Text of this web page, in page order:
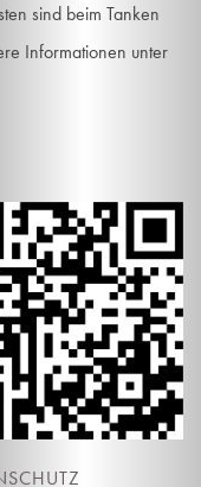
sind beim Tanken
Informationen unter